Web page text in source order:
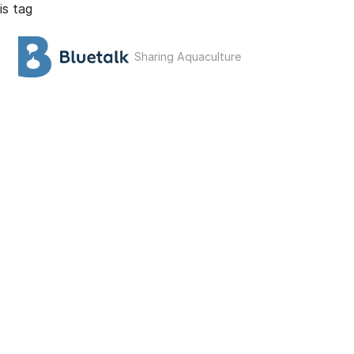
is tag
Sharing Aquaculture